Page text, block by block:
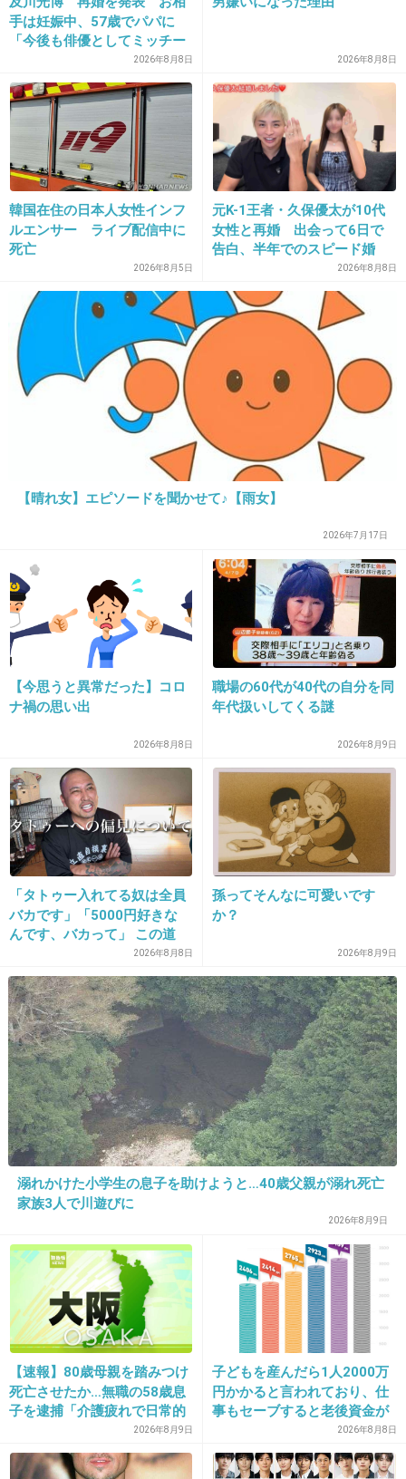
1人で管理してるわけじゃないだろうし、管理
体制が杜撰なのでは。間違えでは片付けられな
1件の返信
+15 -3
15. 匿名 2026/06/03(水) 09:29:49
再利用って言っても燃やす燃料にするだけでし
海外のリサイクルと違って 日本のリサイクルっ
てけっこうインチキっぽいの多いよね
+59 -0
16. 匿名
さすがセブンw
+10 -2
17. 匿名2026/06/03(水) 09:30:44
働いたこと無いとわからないと思う
1件の返信
+1 -7
2026/06/03(水) 09:31:25
>>10
ユニクロ潜入一年
という本を読んでみて
最高裁からも判決受けてるのにスポンサー企業
だから全然報道しないんだよ。
著者が株買って株主総会で質問した章はも草だ
から
19. 匿名2026/06/03(水) 09:31:53
>>13
クレーマーと言うか
これはセブン本部がどう考えても悪いでしょ。
+36 -1
手は妊娠中、57歳でパパに
「今後も俳優としてミッチー
2026年8月8日 2026年8月8日
韓国在住の日本人女性インフ
ルエンサー ライブ配信中に
死亡
2026年8月5日
元K-1王者・久保優太が10代
女性と再婚 出会って6日で
告白、半年でのスピード婚
2026年8月8日
【晴れ女】エピソードを聞かせて♪【雨女】
2026年7月17日
【今思うと異常だった】コロ
ナ禍の思い出
2026年8月8日
職場の60代が40代の自分を同
年代扱いしてくる謎
2026年8月9日
「タトゥー入れてる奴は全員
バカです」「5000円好きな
んです、バカって」 この道
23年の彫り師YouTuberの動
画が話題
2026年8月8日
孫ってそんなに可愛いです
か？
2026年8月9日
溺れかけた小学生の息子を助けようと…40歳父親が溺れ死亡
家族3人で川遊びに
2026年8月9日
【速報】80歳母親を踏みつけ
死亡させたか…無職の58歳息
子を逮捕「介護疲れで日常的
に暴行」肋骨８本折れ体には
多数の痕 大阪・岬町
2026年8月9日
子どもを産んだら1人2000万
円かかると言われており、仕
事もセーブすると老後資金が
貯められない…一方、子育て
していない人は潤沢な資金で
悠々老後だと歪んでいるので
2026年8月8日